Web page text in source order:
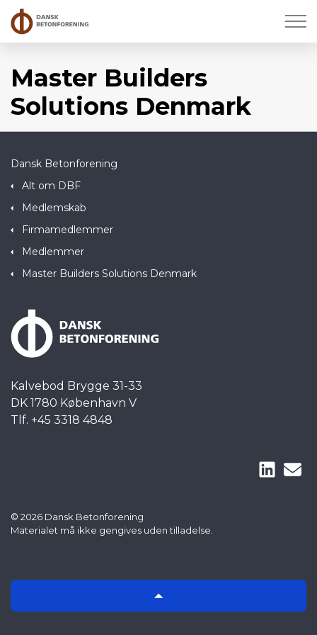
Master Builders
Solutions Denmark
Dansk Betonforening
Alt om DBF
Medlemskab
Firmamedlemmer
Medlemmer
Master Builders Solutions Denmark
Kalvebod Brygge 31-33
DK 1780 København V
Tlf. +45 3318 4848
© 2026 Dansk Betonforening
Materialet må ikke gengives uden tilladelse.